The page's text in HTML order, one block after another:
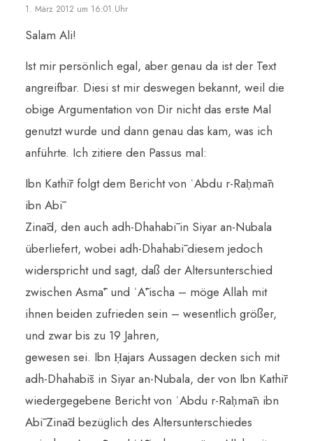
1. März 2012 um 16:01 Uhr
Salam Ali!
Ist mir persönlich egal, aber genau da ist der Text
angreifbar. Diesi st mir deswegen bekannt, weil die
obige Argumentation von Dir nicht das erste Mal
genutzt wurde und dann genau das kam, was ich
anführte. Ich zitiere den Passus mal:
Ibn Kathīr folgt dem Bericht von ʿAbdu r-Raḥmān
ibn Abī
Zinād, den auch adh-Dhahabī in Siyar an-Nubala
überliefert, wobei adh-Dhahabī diesem jedoch
widerspricht und sagt, daß der Altersunterschied
zwischen Asmā’ und ʿĀ’ischa – möge Allah mit
ihnen beiden zufrieden sein – wesentlich größer,
und zwar bis zu 19 Jahren,
gewesen sei. Ibn Ḥajars Aussagen decken sich mit
adh-Dhahabīs in Siyar an-Nubala, der von Ibn Kathīr
wiedergegebene Bericht von ʿAbdu r-Raḥmān ibn
Abī Zinād bezüglich des Altersunterschiedes